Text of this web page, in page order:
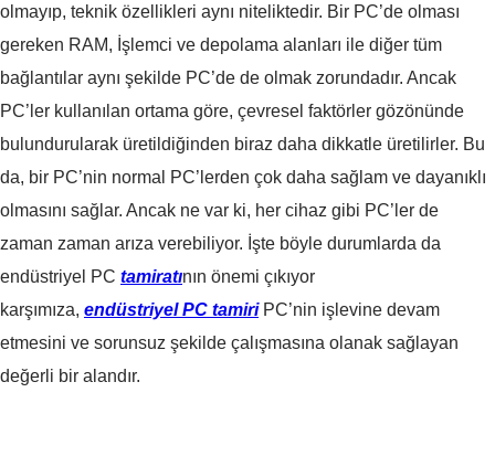
olmayıp, teknik özellikleri aynı niteliktedir. Bir PC’de olması
gereken RAM, İşlemci ve depolama alanları ile diğer tüm
bağlantılar aynı şekilde PC’de de olmak zorundadır. Ancak
PC’ler kullanılan ortama göre, çevresel faktörler gözönünde
bulundurularak üretildiğinden biraz daha dikkatle üretilirler. Bu
da, bir PC’nin normal PC’lerden çok daha sağlam ve dayanıklı
olmasını sağlar. Ancak ne var ki, her cihaz gibi PC’ler de
zaman zaman arıza verebiliyor. İşte böyle durumlarda da
endüstriyel PC tamiratının önemi çıkıyor
karşımıza, endüstriyel PC tamiriPC’nin işlevine devam
etmesini ve sorunsuz şekilde çalışmasına olanak sağlayan
değerli bir alandır.